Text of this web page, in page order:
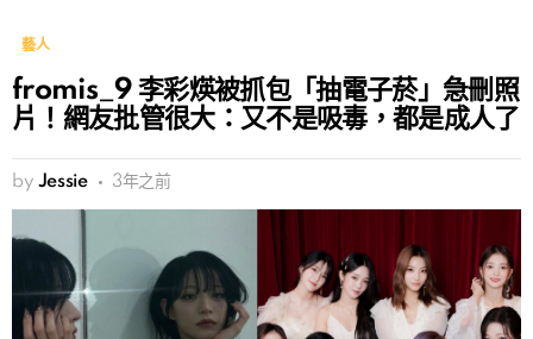
藝人
fromis_9 李彩煐被抓包「抽電子菸」急刪照
片！網友批管很大：又不是吸毒，都是成人了
by Jessie 3年之前